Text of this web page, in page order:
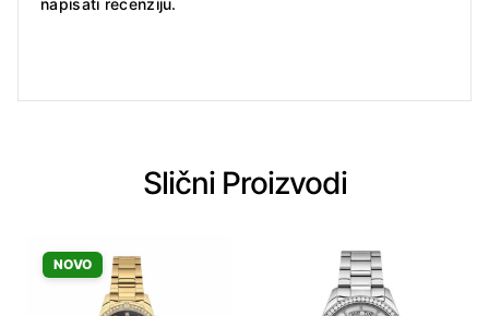
napisati recenziju.
Slični Proizvodi
NOVO